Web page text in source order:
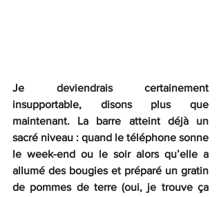
Je deviendrais certainement
insupportable, disons plus que
maintenant. La barre atteint déjà un
sacré niveau : quand le téléphone sonne
le week-end ou le soir alors qu’elle a
allumé des bougies et préparé un gratin
de pommes de terre (oui, je trouve ça